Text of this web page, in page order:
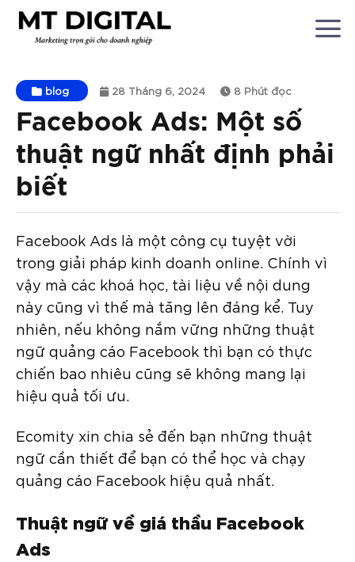
Chuyển
đến
blog 28 Tháng 6, 2024 8 Phút đọc
Facebook Ads: Một số
thuật ngữ nhất định phải
biết
Facebook Ads là một công cụ tuyệt vời
trong giải pháp kinh doanh online. Chính vì
vậy mà các khoá học, tài liệu về nội dung
này cũng vì thế mà tăng lên đáng kể. Tuy
nhiên, nếu không nắm vững những thuật
ngữ quảng cáo Facebook thì bạn có thực
chiến bao nhiêu cũng sẽ không mang lại
hiệu quả tối ưu.
Ecomity xin chia sẻ đến bạn những thuật
ngữ cần thiết để bạn có thể học và chạy
quảng cáo Facebook hiệu quả nhất.
Thuật ngữ về giá thầu Facebook
Ads